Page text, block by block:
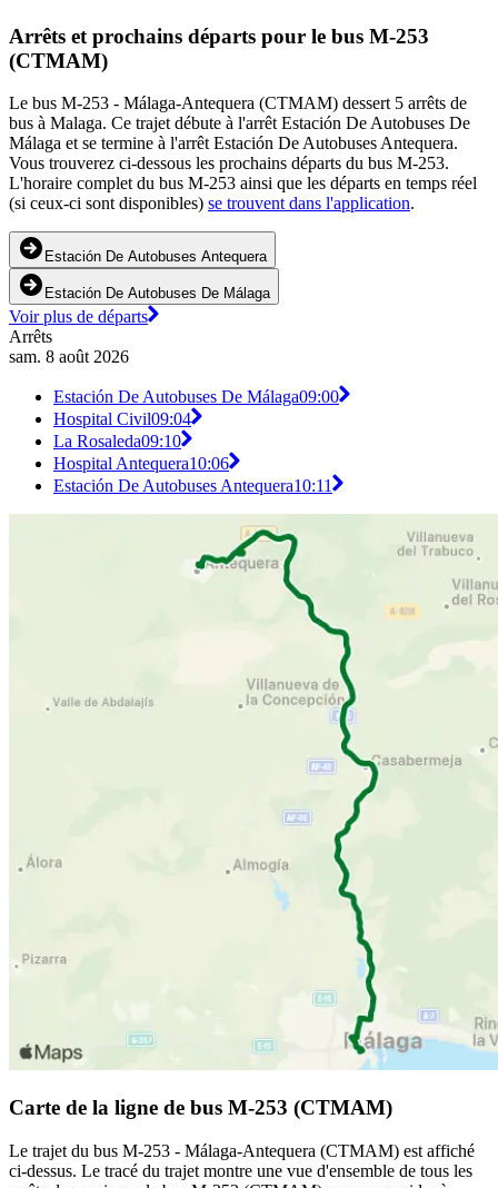
Arrêts et prochains départs pour le bus M-253
(CTMAM)
Le bus M-253 - Málaga-Antequera (CTMAM) dessert 5 arrêts de
bus à Malaga. Ce trajet débute à l'arrêt Estación De Autobuses De
Málaga et se termine à l'arrêt Estación De Autobuses Antequera.
Vous trouverez ci-dessous les prochains départs du bus M-253.
L'horaire complet du bus M-253 ainsi que les départs en temps réel
(si ceux-ci sont disponibles) se trouvent dans l'application.
Estación De Autobuses Antequera
Estación De Autobuses De Málaga
Voir plus de départs
Arrêts
sam. 8 août 2026
Estación De Autobuses De Málaga09:00
Hospital Civil09:04
La Rosaleda09:10
Hospital Antequera10:06
Estación De Autobuses Antequera10:11
Carte de la ligne de bus M-253 (CTMAM)
Le trajet du bus M-253 - Málaga-Antequera (CTMAM) est affiché
ci-dessus. Le tracé du trajet montre une vue d'ensemble de tous les